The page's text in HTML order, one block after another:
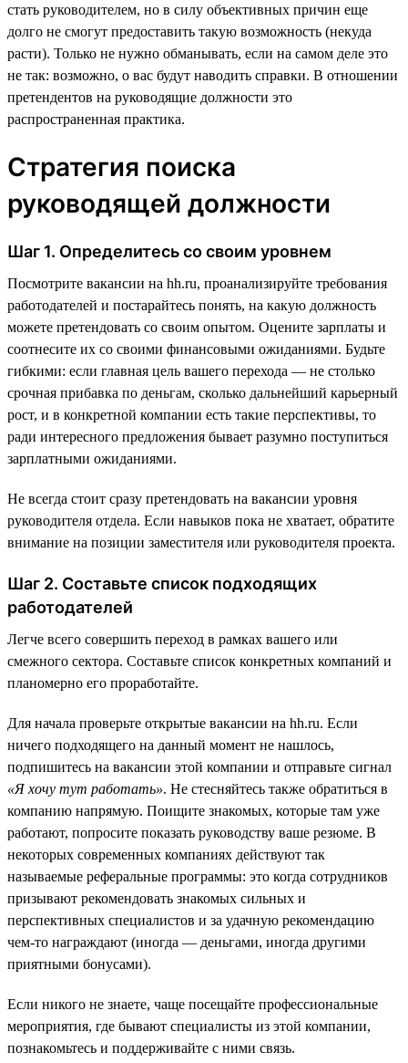
стать руководителем, но в силу объективных причин еще
долго не смогут предоставить такую возможность (некуда
расти). Только не нужно обманывать, если на самом деле это
не так: возможно, о вас будут наводить справки. В отношении
претендентов на руководящие должности это
распространенная практика.
Стратегия поиска
руководящей должности
Шаг 1. Определитесь со своим уровнем
Посмотрите вакансии на hh.ru, проанализируйте требования
работодателей и постарайтесь понять, на какую должность
можете претендовать со своим опытом. Оцените зарплаты и
соотнесите их со своими финансовыми ожиданиями. Будьте
гибкими: если главная цель вашего перехода — не столько
срочная прибавка по деньгам, сколько дальнейший карьерный
рост, и в конкретной компании есть такие перспективы, то
ради интересного предложения бывает разумно поступиться
зарплатными ожиданиями.
Не всегда стоит сразу претендовать на вакансии уровня
руководителя отдела. Если навыков пока не хватает, обратите
внимание на позиции заместителя или руководителя проекта.
Шаг 2. Составьте список подходящих
работодателей
Легче всего совершить переход в рамках вашего или
смежного сектора. Составьте список конкретных компаний и
планомерно его проработайте.
Для начала проверьте открытые вакансии на hh.ru. Если
ничего подходящего на данный момент не нашлось,
подпишитесь на вакансии этой компании и отправьте сигнал
«Я хочу тут работать». Не стесняйтесь также обратиться в
компанию напрямую. Поищите знакомых, которые там уже
работают, попросите показать руководству ваше резюме. В
некоторых современных компаниях действуют так
называемые реферальные программы: это когда сотрудников
призывают рекомендовать знакомых сильных и
перспективных специалистов и за удачную рекомендацию
чем-то награждают (иногда — деньгами, иногда другими
приятными бонусами).
Если никого не знаете, чаще посещайте профессиональные
мероприятия, где бывают специалисты из этой компании,
познакомьтесь и поддерживайте с ними связь.